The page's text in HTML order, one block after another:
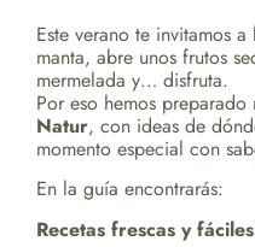
Este verano te invitamos
manta, abre unos frutos
mermelada y… disfruta.
Por eso hemos preparado
Natur, con ideas de
momento especial con
En la guía encontrarás:
Recetas frescas y